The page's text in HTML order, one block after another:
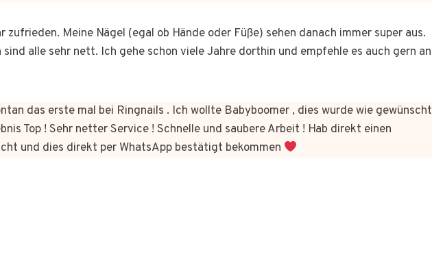
zufrieden. Meine Nägel (egal ob Hände oder Füße) sehen danach immer super aus.
alle sehr nett. Ich gehe schon viele Jahre dorthin und empfehle es auch gern an
das erste mal bei Ringnails . Ich wollte Babyboomer , dies wurde wie gewünscht
Top ! Sehr netter Service ! Schnelle und saubere Arbeit ! Hab direkt einen
und dies direkt per WhatsApp bestätigt bekommen